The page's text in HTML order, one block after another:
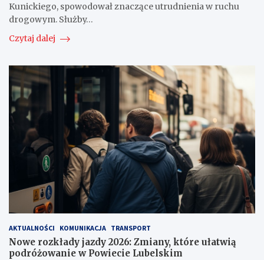
Kunickiego, spowodował znaczące utrudnienia w ruchu
drogowym. Służby…
Czytaj dalej
AKTUALNOŚCI KOMUNIKACJA TRANSPORT
Nowe rozkłady jazdy 2026: Zmiany, które ułatwią
podróżowanie w Powiecie Lubelskim